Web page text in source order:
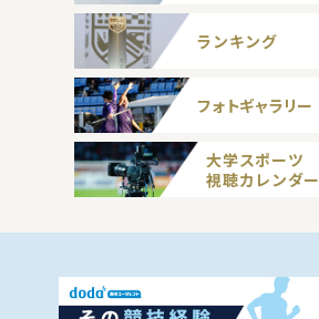
ランキング
フォトギャラリー
大学スポーツ
視聴カレンダー